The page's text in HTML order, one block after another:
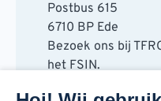
Postbus 615
6710 BP Ede
Bezoek ons bij
het FSIN.